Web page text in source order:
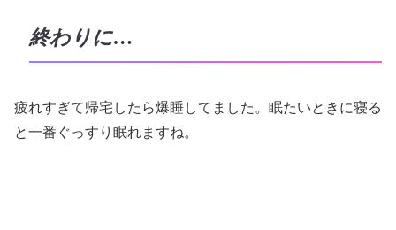
終わりに…
疲れすぎて帰宅したら爆睡してました。眠たいときに寝る
と一番ぐっすり眠れますね。